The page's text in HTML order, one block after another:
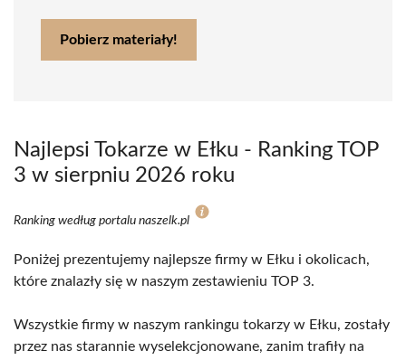
Pobierz materiały!
Najlepsi Tokarze w Ełku - Ranking TOP
3 w sierpniu 2026 roku
Ranking według portalu naszelk.pl
Poniżej prezentujemy najlepsze firmy w Ełku i okolicach,
które znalazły się w naszym zestawieniu TOP 3.
Wszystkie firmy w naszym rankingu tokarzy w Ełku, zostały
przez nas starannie wyselekcjonowane, zanim trafiły na